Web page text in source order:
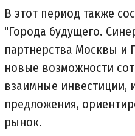
В этот период также
"Города будущего.
партнерства Москвы и
новые возможности
взаимные инвестиции,
предложения,
рынок.